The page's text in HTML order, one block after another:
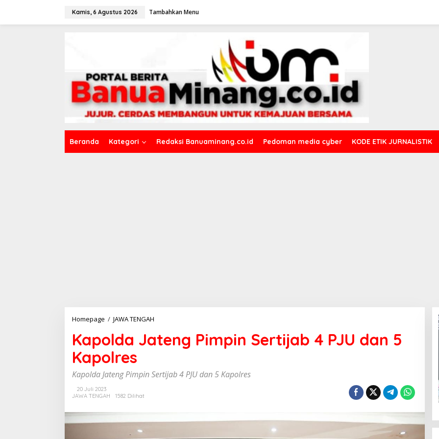
Kamis, 6 Agustus 2026 Tambahkan Menu
Beranda Kategori Redaksi Banuaminang.co.id Pedoman media cyber KODE ETIK JURNALISTIK
Homepage / JAWA TENGAH
p
o
a
g
Kapolda Jateng Pimpin Sertijab 4 PJU dan 5
Kapolres
Kapolda Jateng Pimpin Sertijab 4 PJU dan 5 Kapolres
20 Juli 2023
JAWA TENGAH
1582 Dilihat